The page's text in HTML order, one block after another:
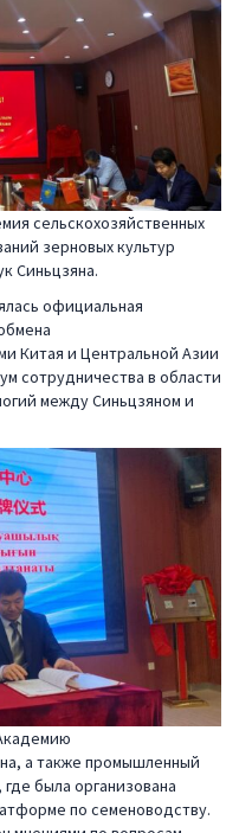
сельскохозяйственных
зерновых культур
Синьцзяна.
официальная
Китая и Центральной Азии
сотрудничества в области
между Синьцзяном и
а также промышленный
была организована
по семеноводству.